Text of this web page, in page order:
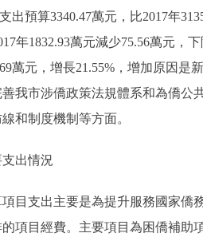
ESPAÑOL
預算3340.47萬元，比2017年
年1832.93萬元減少75.56萬元，
萬元，增長21.55%，增加原因
我市涉僑政策法規體系和為僑公
和制度機制等方面。
出情況
支出主要是為提升服務國家僑務
項目經費。主要項目為困僑補助